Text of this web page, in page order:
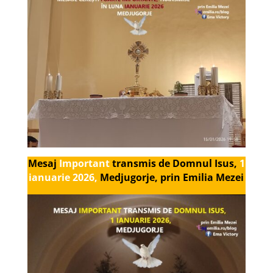
Mesaj Importanttransmis de Domnul Isus, 1
ianuarie 2026, Medjugorje, prin Emilia Mezei